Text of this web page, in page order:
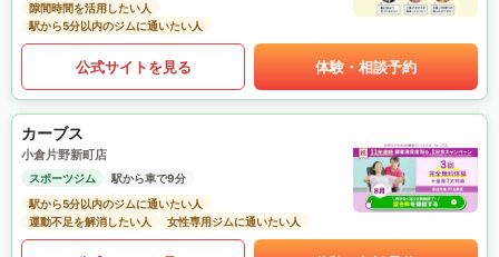
隙間時間を活用したい人
駅から5分以内のジムに通いたい人
公式サイトを見る 体験・相談予約
カーブス
小倉片野新町店
スポーツジム
駅から車で9分
駅から5分以内のジムに通いたい人
運動不足を解消したい人
女性専用ジムに通いたい人